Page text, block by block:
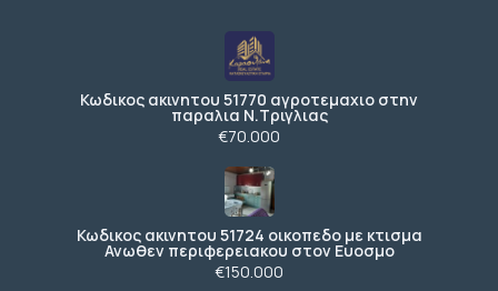
Κωδικος ακινητου 51770 αγροτεμαχιο στην
παραλια Ν.Τριγλιας
€70.000
Κωδικος ακινητου 51724 οικοπεδο με κτισμα
Ανωθεν περιφερειακου στον Ευοσμο
€150.000